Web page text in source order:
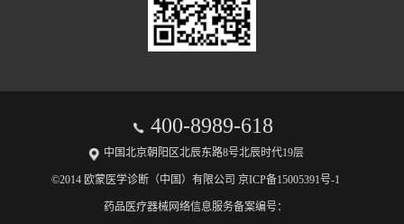
400-8989-618
中国北京朝阳区北辰东路8号北辰时代19层
©2014 欧蒙医学诊断（中国）有限公司 京ICP备15005391号-1
药品医疗器械网络信息服务备案编号：